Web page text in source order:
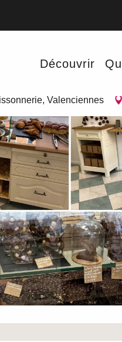
Découvrir
Chocolats
Valenciennes